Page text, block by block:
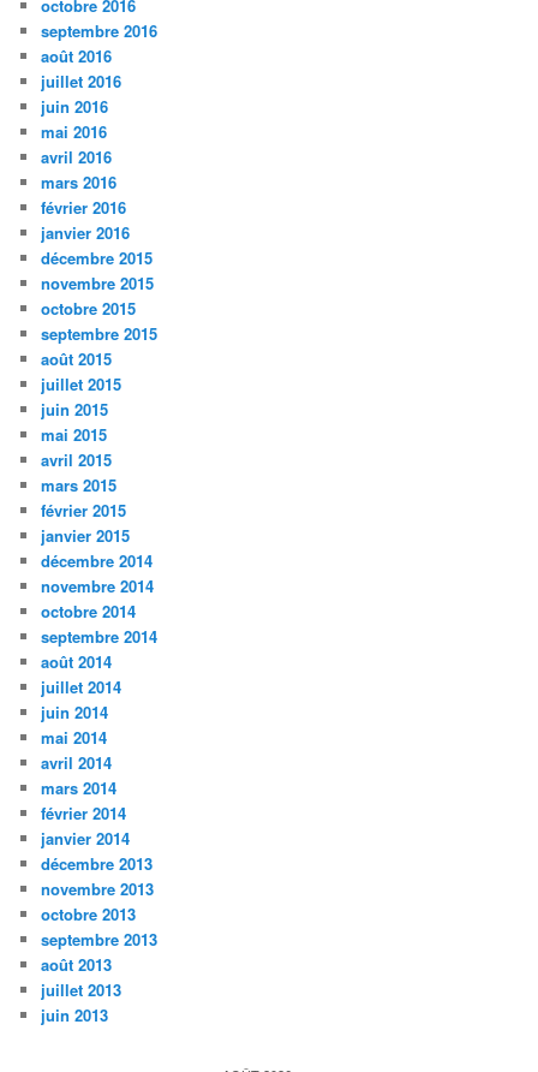
octobre 2016
septembre 2016
août 2016
juillet 2016
juin 2016
mai 2016
avril 2016
mars 2016
février 2016
janvier 2016
décembre 2015
novembre 2015
octobre 2015
septembre 2015
août 2015
juillet 2015
juin 2015
mai 2015
avril 2015
mars 2015
février 2015
janvier 2015
décembre 2014
novembre 2014
octobre 2014
septembre 2014
août 2014
juillet 2014
juin 2014
mai 2014
avril 2014
mars 2014
février 2014
janvier 2014
décembre 2013
novembre 2013
octobre 2013
septembre 2013
août 2013
juillet 2013
juin 2013